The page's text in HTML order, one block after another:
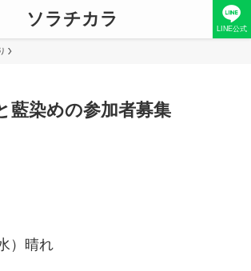
ソラチカラ LINE公式
藍染めの参加者募集
）晴れ